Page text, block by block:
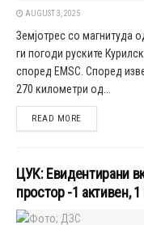
AUGUST 3, 2025
Земјотрес со магнитуда
ги погоди руските
според EMSC. Според
270 километри од...
READ MOREDETAILS
ЦУК: Евидентирани
простор -1 активен,